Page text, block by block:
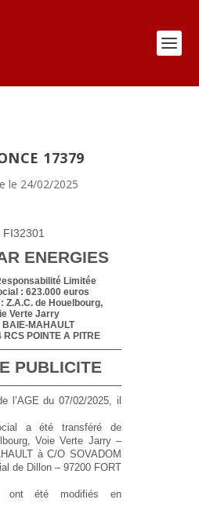
17379
le 24/02/2025
FI32301
ENERGIES
Limitée
: 623.000 euros
Z.A.C. de Houelbourg,
Verte Jarry
BAIE-MAHAULT
RCS POINTE A PITRE
PUBLICITE
l’AGE du 07/02/2025, il
a été transféré de
Voie Verte Jarry –
à C/O SOVADOM
de Dillon – 97200 FORT
ont été modifiés en